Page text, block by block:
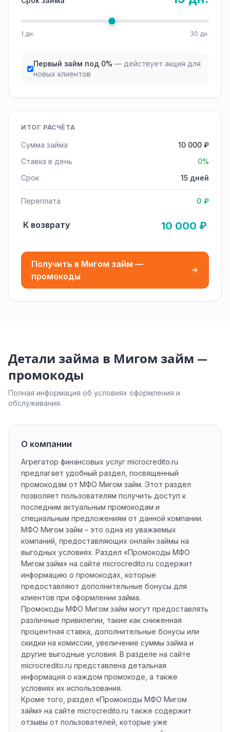
1 дн. 30 дн.
Первый займ под 0% — действует акция для
новых клиентов
ИТОГ РАСЧЁТА
Сумма займа
10 000 ₽
Ставка в день
0%
Срок
15 дней
Переплата 0 ₽
К возврату 10 000 ₽
Получить в Мигом займ —
промокоды
Детали займа в Мигом займ —
промокоды
Полная информация об условиях оформления и
обслуживания.
О компании
Агрегатор финансовых услуг microcredito.ru
предлагает удобный раздел, посвященный
промокодам от МФО Мигом займ. Этот раздел
позволяет пользователям получить доступ к
последним актуальным промокодам и
специальным предложениям от данной компании.
МФО Мигом займ – это одна из уважаемых
компаний, предоставляющих онлайн займы на
выгодных условиях. Раздел «Промокоды МФО
Мигом займ» на сайте microcredito.ru содержит
информацию о промокодах, которые
предоставляют дополнительные бонусы для
клиентов при оформлении займа.
Промокоды МФО Мигом займ могут предоставлять
различные привилегии, такие как сниженная
процентная ставка, дополнительные бонусы или
скидки на комиссии, увеличение суммы займа и
другие выгодные условия. В разделе на сайте
microcredito.ru представлена детальная
информация о каждом промокоде, а также
условиях их использования.
Кроме того, раздел «Промокоды МФО Мигом
займ» на сайте microcredito.ru также содержит
отзывы от пользователей, которые уже